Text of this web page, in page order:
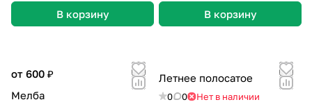
В корзину В корзину
от 600 ₽
Мелба
Летнее полосатое
0 0 Нет в наличии